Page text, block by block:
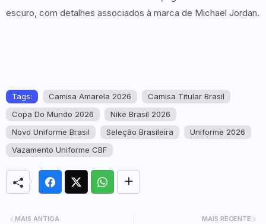
escuro, com detalhes associados à marca de Michael Jordan.
Tags: Camisa Amarela 2026
Camisa Titular Brasil
Copa Do Mundo 2026
Nike Brasil 2026
Novo Uniforme Brasil
Seleção Brasileira
Uniforme 2026
Vazamento Uniforme CBF
MAIS RECENTE
MAIS ANTIGA